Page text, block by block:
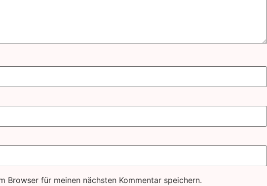
Browser für meinen nächsten Kommentar speichern.